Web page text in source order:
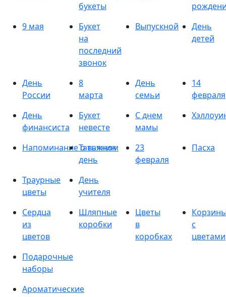
букеты
9 мая
Букет
на
последний
звонок
Выпускной
День
детей
День
России
8
марта
День
семьи
14
февраля
День
финансиста
Букет
невесте
С днем
мамы
Напоминание о важном
Татьянин
день
23
февраля
Пасха
Траурные
цветы
День
учителя
Сердца
из
цветов
Шляпные
коробки
Цветы
в
коробках
с
цветами
Подарочные
наборы
Ароматические